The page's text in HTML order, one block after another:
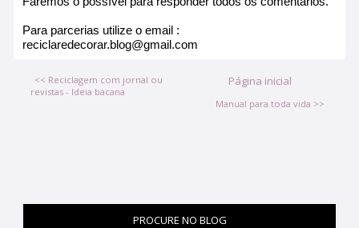
Para parcerias utilize o email :
reciclaredecorar.blog@gmail.com
<< Reciclagem com jornal ou
revistas - Ideia bacana
Manual para toda vida >>
Página inicial
PROCURE NO BLOG